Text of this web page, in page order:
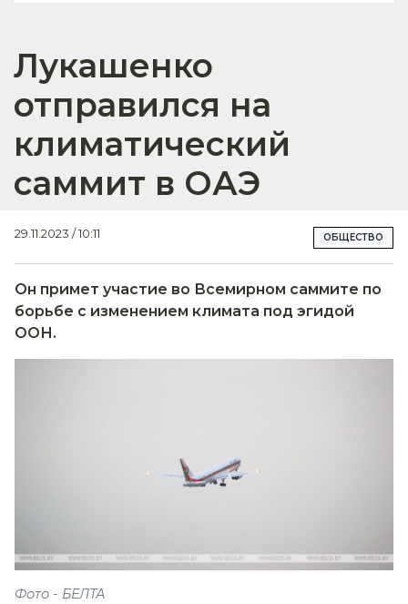
Лукашенко
отправился на
климатический
саммит в ОАЭ
29.11.2023 / 10:11 ОБЩЕСТВО
Он примет участие во Всемирном саммите по
борьбе с изменением климата под эгидой
ООН.
Фото - БЕЛТА